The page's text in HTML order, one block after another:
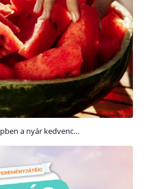
a nyár kedvenc…